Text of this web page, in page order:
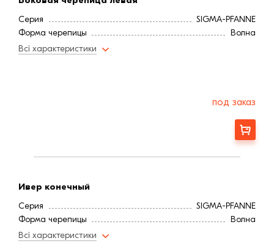
Серия
SIGMA-PFANNE
Форма черепицы
Волна
Всі характеристики
под заказ
Заказать
Ивер конечный
Серия
SIGMA-PFANNE
Форма черепицы
Волна
Всі характеристики